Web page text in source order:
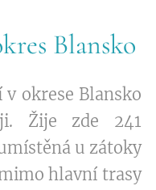
Blansko
v okrese Blansko
Žije zde 241
u zátoky
hlavní trasy